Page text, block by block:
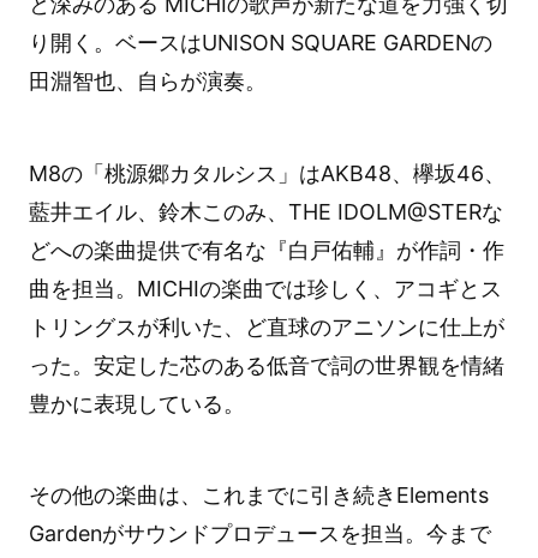
り開く。ベースはUNISON SQUARE GARDENの
田淵智也、自らが演奏。
M8の「桃源郷カタルシス」はAKB48、欅坂46、
藍井エイル、鈴木このみ、THE IDOLM@STERな
どへの楽曲提供で有名な『白戸佑輔』が作詞・作
曲を担当。MICHIの楽曲では珍しく、アコギとス
トリングスが利いた、ど直球のアニソンに仕上が
った。安定した芯のある低音で詞の世界観を情緒
豊かに表現している。
その他の楽曲は、これまでに引き続きElements
Gardenがサウンドプロデュースを担当。今まで